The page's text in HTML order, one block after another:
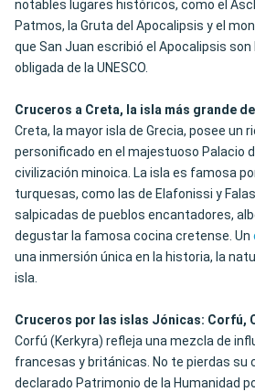
notables lugares históricos, como el
Patmos, la Gruta del Apocalipsis y el
que San Juan escribió el Apocalipsis
obligada de la UNESCO.
Cruceros a Creta, la isla más grande
Creta, la mayor isla de Grecia, posee un
personificado en el majestuoso Palacio
civilización minoica. La isla es famosa
turquesas, como las de Elafonissi y
salpicadas de pueblos encantadores,
degustar la famosa cocina cretense. Un
una inmersión única en la historia, la
isla.
Cruceros por las islas Jónicas: Corfú,
Corfú (Kerkyra) refleja una mezcla de
francesas y británicas. No te pierdas su
declarado Patrimonio de la Humanidad